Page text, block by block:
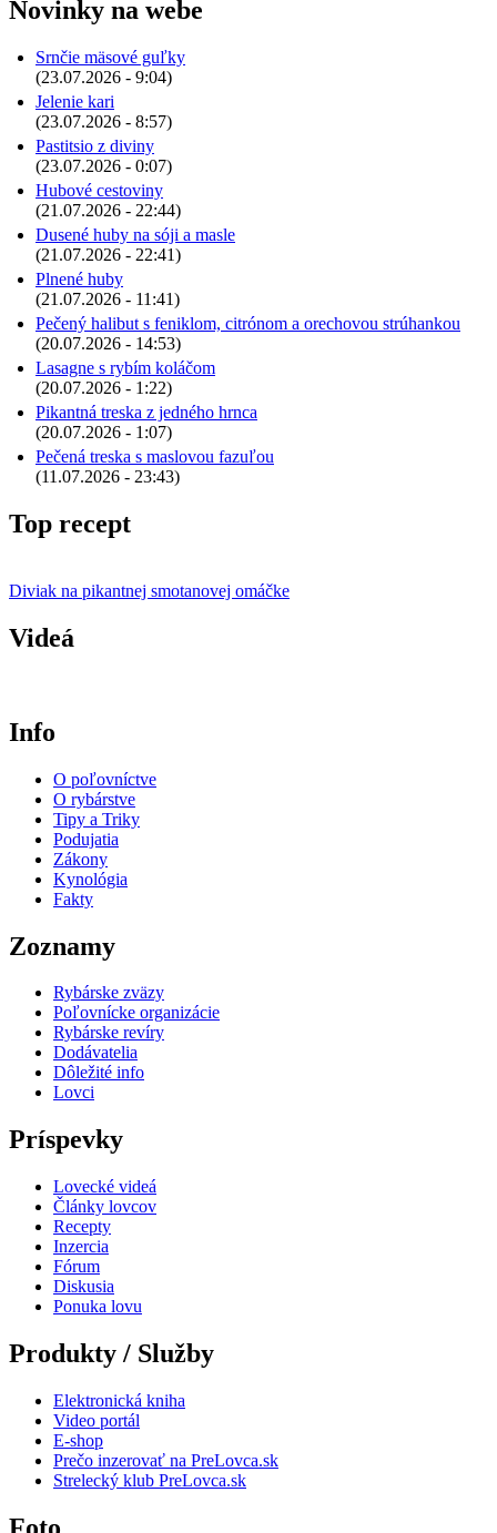
Novinky na webe
Srnčie mäsové guľky
(23.07.2026 - 9:04)
Jelenie kari
(23.07.2026 - 8:57)
Pastitsio z diviny
(23.07.2026 - 0:07)
Hubové cestoviny
(21.07.2026 - 22:44)
Dusené huby na sóji a masle
(21.07.2026 - 22:41)
Plnené huby
(21.07.2026 - 11:41)
Pečený halibut s feniklom, citrónom a orechovou strúhankou
(20.07.2026 - 14:53)
Lasagne s rybím koláčom
(20.07.2026 - 1:22)
Pikantná treska z jedného hrnca
(20.07.2026 - 1:07)
Pečená treska s maslovou fazuľou
(11.07.2026 - 23:43)
Top recept
Diviak na pikantnej smotanovej omáčke
Videá
Info
O poľovníctve
O rybárstve
Tipy a Triky
Podujatia
Zákony
Kynológia
Fakty
Zoznamy
Rybárske zväzy
Poľovnícke organizácie
Rybárske revíry
Dodávatelia
Dôležité info
Lovci
Príspevky
Lovecké videá
Články lovcov
Recepty
Inzercia
Fórum
Diskusia
Ponuka lovu
Produkty / Služby
Elektronická kniha
Video portál
E-shop
Prečo inzerovať na PreLovca.sk
Strelecký klub PreLovca.sk